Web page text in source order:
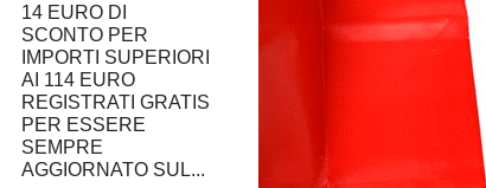
14 EURO DI
SCONTO PER
IMPORTI SUPERIORI
AI 114 EURO
REGISTRATI GRATIS
PER ESSERE
SEMPRE
AGGIORNATO SUL...